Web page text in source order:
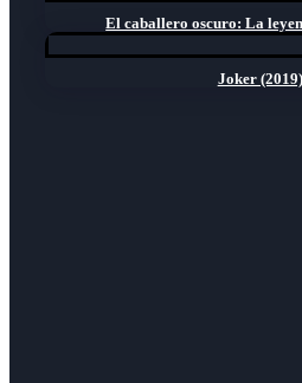
El caballero oscuro: La
Joker (2019)